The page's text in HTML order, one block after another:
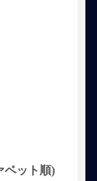
ベット順)